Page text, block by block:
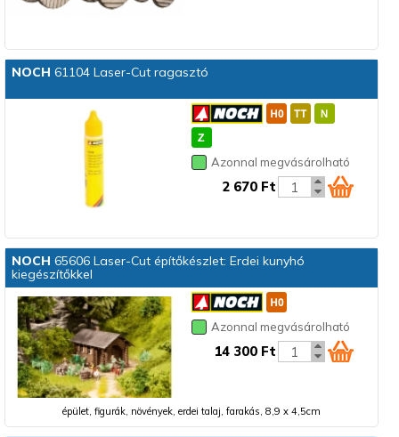
NOCH 61104 Laser-Cut ragasztó
Azonnal megvásárolható
2 670 Ft
NOCH 65606 Laser-Cut építőkészlet: Erdei kunyhó
kiegészítőkkel
Azonnal megvásárolható
14 300 Ft
épület, figurák, növények, erdei talaj, farakás, 8,9 x 4,5cm